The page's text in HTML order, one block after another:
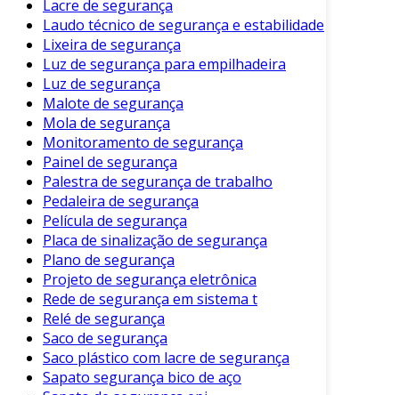
Frequência de Limpeza
A frequência da higienização depende do uso
do veículo e do ambiente em que ele circula.
Como regra geral, recomenda-se limpar os
cintos de segurança a cada três meses. Porém,
se você transporta crianças ou animais de
estimação, pode ser necessário aumentar essa
frequência.
Conclusão
A higienização de cintos de segurança é um
procedimento simples, mas de grande
importância. Manter os cintos limpos não
apenas protege a saúde dos ocupantes, mas
também prolonga a vida útil do equipamento.
Portanto, estabeleça uma rotina de limpeza e
Lacre de segurança
Laudo técnico de segurança e estabilidade
Lixeira de segurança
Luz de segurança para empilhadeira
Luz de segurança
Malote de segurança
Mola de segurança
Monitoramento de segurança
Painel de segurança
Palestra de segurança de trabalho
Pedaleira de segurança
Película de segurança
Placa de sinalização de segurança
Plano de segurança
Projeto de segurança eletrônica
Rede de segurança em sistema t
Relé de segurança
Saco de segurança
Saco plástico com lacre de segurança
Sapato segurança bico de aço